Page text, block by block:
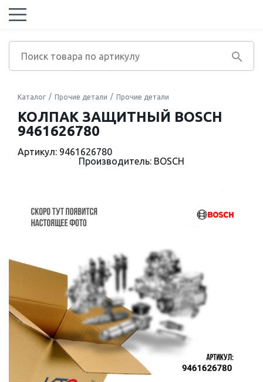
Каталог Прочие детали Прочие детали
КОЛПАК ЗАЩИТНЫЙ BOSCH
9461626780
Артикул: 9461626780
Производитель: BOSCH